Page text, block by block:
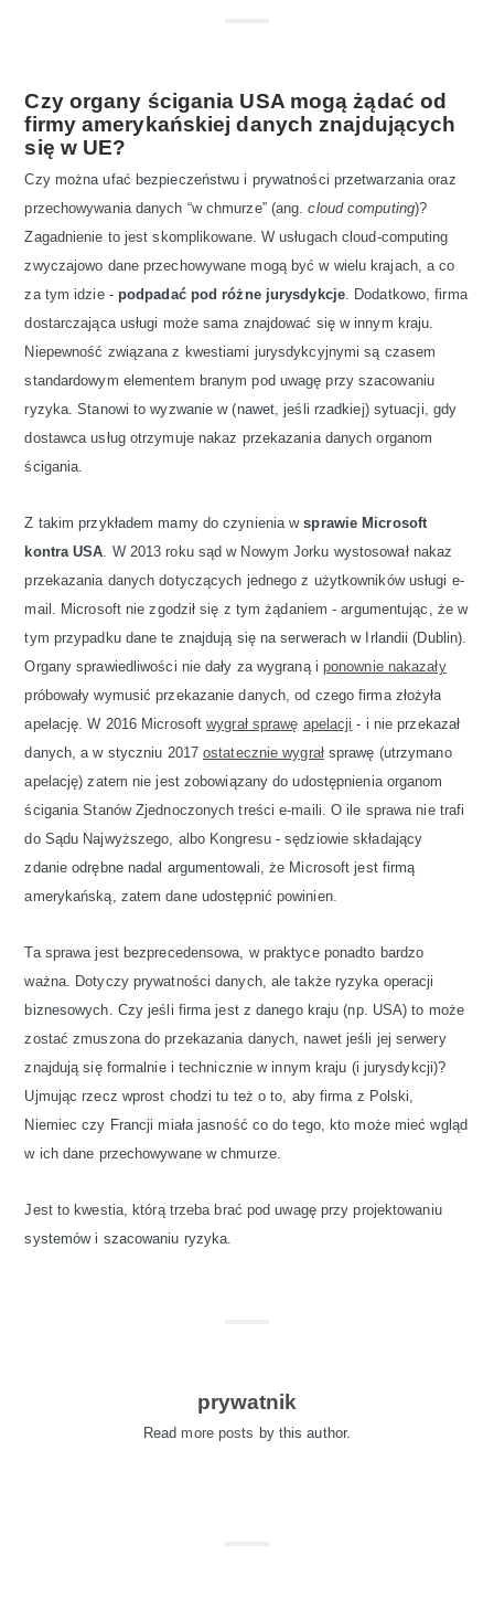
Czy organy ścigania USA mogą żądać od
firmy amerykańskiej danych znajdujących
się w UE?
Czy można ufać bezpieczeństwu i prywatności przetwarzania oraz
przechowywania danych “w chmurze” (ang.cloud computing)?
Zagadnienie to jest skomplikowane. W usługach cloud-computing
zwyczajowo dane przechowywane mogą być w wielu krajach, a co
za tym idzie - podpadać pod różne jurysdykcje. Dodatkowo, firma
dostarczająca usługi może sama znajdować się w innym kraju.
Niepewność związana z kwestiami jurysdykcyjnymi są czasem
standardowym elementem branym pod uwagę przy szacowaniu
ryzyka. Stanowi to wyzwanie w (nawet, jeśli rzadkiej) sytuacji, gdy
dostawca usług otrzymuje nakaz przekazania danych organom
ścigania.
Z takim przykładem mamy do czynienia wsprawie Microsoft
kontra USA . W 2013 roku sąd w Nowym Jorku wystosował nakaz
przekazania danych dotyczących jednego z użytkowników usługi e-
mail. Microsoft nie zgodził się z tym żądaniem - argumentując, że w
tym przypadku dane te znajdują się na serwerach w Irlandii (Dublin).
Organy sprawiedliwości nie dały za wygraną i ponownie nakazały
próbowały wymusić przekazanie danych, od czego firma złożyła
apelację. W 2016 Microsoftwygrał sprawę apelacji - i nie przekazał
danych, a w styczniu 2017ostatecznie wygrałsprawę (utrzymano
apelację) zatem nie jest zobowiązany do udostępnienia organom
ścigania Stanów Zjednoczonych treści e-maili. O ile sprawa nie trafi
do Sądu Najwyższego, albo Kongresu - sędziowie składający
zdanie odrębne nadal argumentowali, że Microsoft jest firmą
amerykańską, zatem dane udostępnić powinien.
Ta sprawa jest bezprecedensowa, w praktyce ponadto bardzo
ważna. Dotyczy prywatności danych, ale także ryzyka operacji
biznesowych. Czy jeśli firma jest z danego kraju (np. USA) to może
zostać zmuszona do przekazania danych, nawet jeśli jej serwery
znajdują się formalnie i technicznie w innym kraju (i jurysdykcji)?
Ujmując rzecz wprost chodzi tu też o to, aby firma z Polski,
Niemiec czy Francji miała jasność co do tego, kto może mieć wgląd
w ich dane przechowywane w chmurze.
Jest to kwestia, którą trzeba brać pod uwagę przy projektowaniu
systemów i szacowaniu ryzyka.
prywatnik
Read more posts by this author.